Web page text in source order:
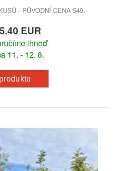
- PŮVODNÍ CENA 549.-
EUR
ihneď
11. - 12. 8.